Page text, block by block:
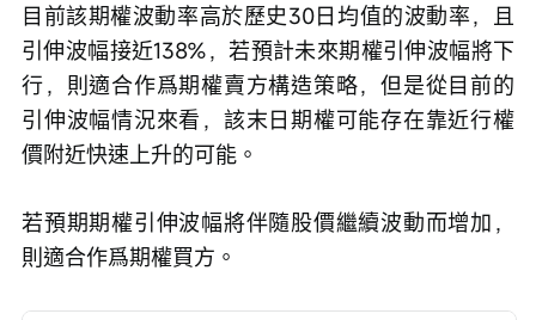
目前該期權波動率高於歷史30日均值的波動率，且
引伸波幅接近138%，若預計未來期權引伸波幅將下
行，則適合作爲期權賣方構造策略，但是從目前的
引伸波幅情況來看，該末日期權可能存在靠近行權
價附近快速上升的可能。
若預期期權引伸波幅將伴隨股價繼續波動而增加，
則適合作爲期權買方。